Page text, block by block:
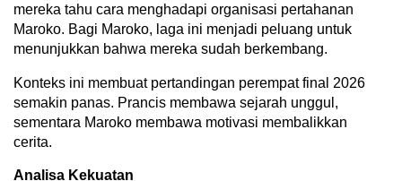
mereka tahu cara menghadapi organisasi pertahanan
Maroko. Bagi Maroko, laga ini menjadi peluang untuk
menunjukkan bahwa mereka sudah berkembang.
Konteks ini membuat pertandingan perempat final 2026
semakin panas. Prancis membawa sejarah unggul,
sementara Maroko membawa motivasi membalikkan
cerita.
Analisa Kekuatan